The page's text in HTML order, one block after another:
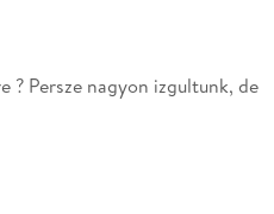
? Persze nagyon izgultunk, de